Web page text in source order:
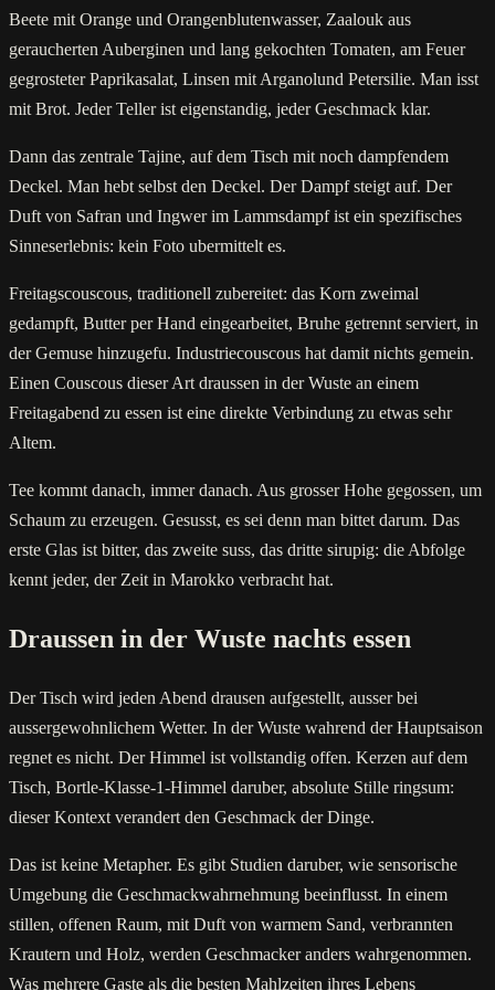
Beete mit Orange und Orangenblutenwasser, Zaalouk aus
geraucherten Auberginen und lang gekochten Tomaten, am Feuer
gegrosteter Paprikasalat, Linsen mit Arganolund Petersilie. Man isst
mit Brot. Jeder Teller ist eigenstandig, jeder Geschmack klar.
Dann das zentrale Tajine, auf dem Tisch mit noch dampfendem
Deckel. Man hebt selbst den Deckel. Der Dampf steigt auf. Der
Duft von Safran und Ingwer im Lammsdampf ist ein spezifisches
Sinneserlebnis: kein Foto ubermittelt es.
Freitagscouscous, traditionell zubereitet: das Korn zweimal
gedampft, Butter per Hand eingearbeitet, Bruhe getrennt serviert, in
der Gemuse hinzugefu. Industriecouscous hat damit nichts gemein.
Einen Couscous dieser Art draussen in der Wuste an einem
Freitagabend zu essen ist eine direkte Verbindung zu etwas sehr
Altem.
Tee kommt danach, immer danach. Aus grosser Hohe gegossen, um
Schaum zu erzeugen. Gesusst, es sei denn man bittet darum. Das
erste Glas ist bitter, das zweite suss, das dritte sirupig: die Abfolge
kennt jeder, der Zeit in Marokko verbracht hat.
Draussen in der Wuste nachts essen
Der Tisch wird jeden Abend drausen aufgestellt, ausser bei
aussergewohnlichem Wetter. In der Wuste wahrend der Hauptsaison
regnet es nicht. Der Himmel ist vollstandig offen. Kerzen auf dem
Tisch, Bortle-Klasse-1-Himmel daruber, absolute Stille ringsum:
dieser Kontext verandert den Geschmack der Dinge.
Das ist keine Metapher. Es gibt Studien daruber, wie sensorische
Umgebung die Geschmackwahrnehmung beeinflusst. In einem
stillen, offenen Raum, mit Duft von warmem Sand, verbrannten
Krautern und Holz, werden Geschmacker anders wahrgenommen.
Was mehrere Gaste als die besten Mahlzeiten ihres Lebens